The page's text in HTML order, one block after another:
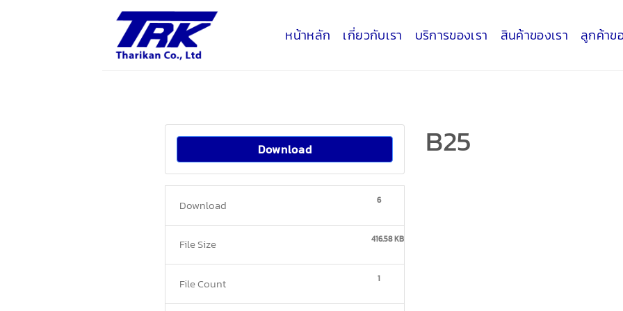
หน้าหลัก เกี่ยวกับเรา บริการของเรา สินค้าของเรา ลูกค้าข
Download
Download 6
File Size 416.58 KB
File Count 1
B25